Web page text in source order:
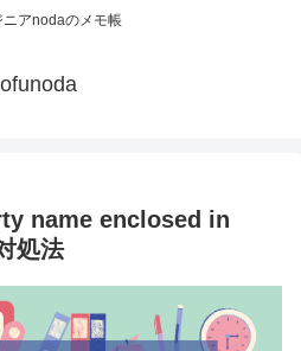
ニアnodaのメモ帳
name enclosed in
処法